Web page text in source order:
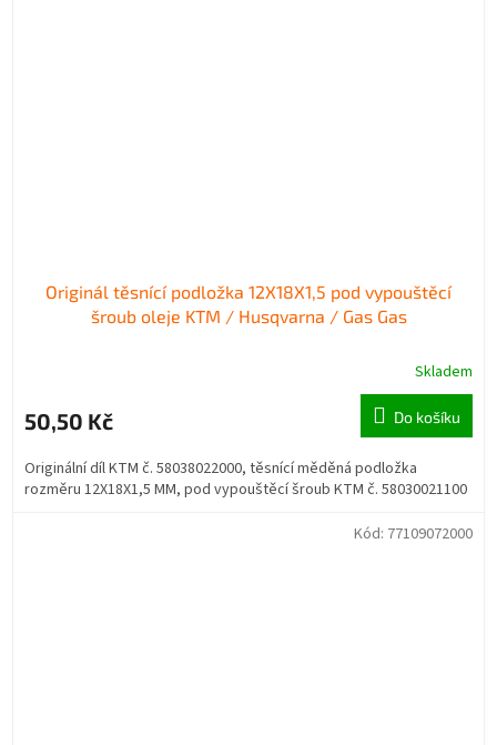
Originál těsnící podložka 12X18X1,5 pod vypouštěcí
šroub oleje KTM / Husqvarna / Gas Gas
Skladem
50,50 Kč Do košíku
Originální díl KTM č. 58038022000, těsnící měděná podložka
rozměru 12X18X1,5 MM, pod vypouštěcí šroub KTM č. 58030021100
Kód: 77109072000